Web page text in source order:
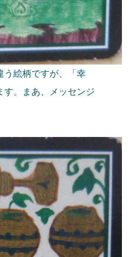
う絵柄ですが、「幸
す。まあ、メッセンジ